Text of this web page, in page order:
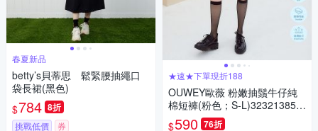
春夏新品
betty’s貝蒂思 鬆緊腰抽繩口
袋長裙(黑色)
$784 8折
挑戰低價 券
★速★下單現折188
OUWEY歐薇 粉嫩抽鬚牛仔純
棉短褲(粉色；S-L)323213850
$590 76折